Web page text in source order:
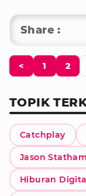
Share :
< 1 2
TOPIK
Catchplay
Jason Statham
Hiburan